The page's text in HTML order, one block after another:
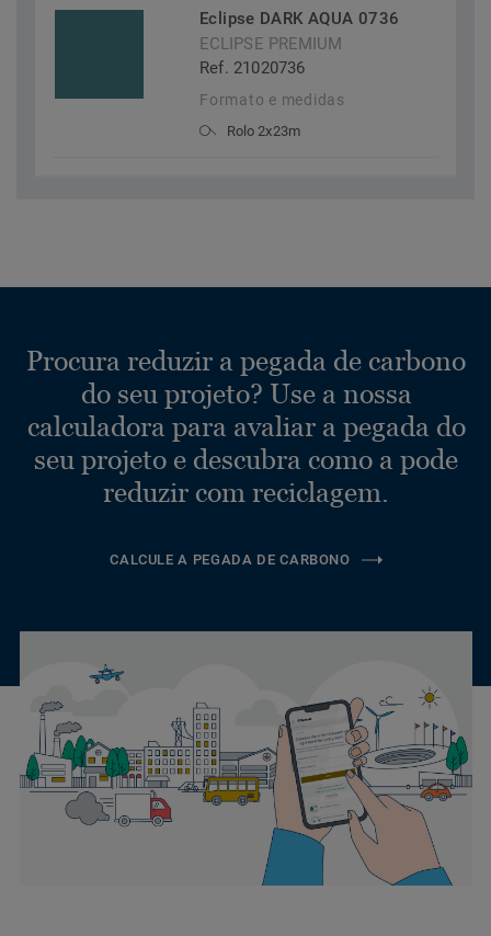
Eclipse DARK AQUA 0736
ECLIPSE PREMIUM
Ref. 21020736
Formato e medidas
Rolo 2x23m
Procura reduzir a pegada de carbono
do seu projeto? Use a nossa
calculadora para avaliar a pegada do
seu projeto e descubra como a pode
reduzir com reciclagem.
CALCULE A PEGADA DE CARBONO